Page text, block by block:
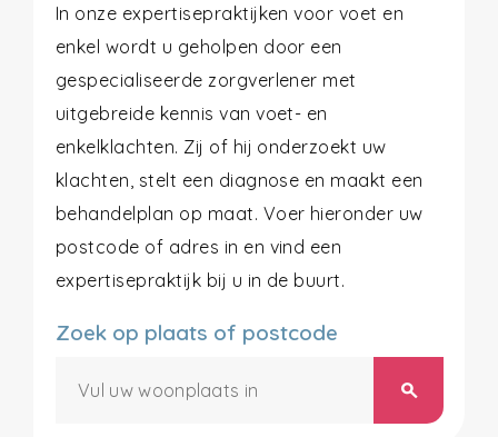
In onze expertisepraktijken voor voet en
enkel wordt u geholpen door een
gespecialiseerde zorgverlener met
uitgebreide kennis van voet- en
enkelklachten. Zij of hij onderzoekt uw
klachten, stelt een diagnose en maakt een
behandelplan op maat. Voer hieronder uw
postcode of adres in en vind een
expertisepraktijk bij u in de buurt.
Zoek op plaats of postcode
search